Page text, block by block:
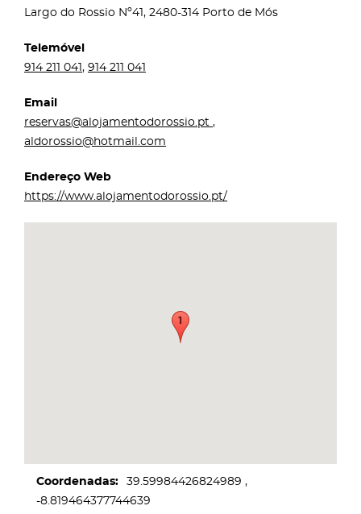
Largo do Rossio Nº41, 2480-314 Porto de Mós
Telemóvel
914 211 041, 914 211 041
Email
reservas@alojamentodorossio.pt ,
aldorossio@hotmail.com
Endereço Web
https://www.alojamentodorossio.pt/
Coordenadas
39.59984426824989
-8.819464377744639